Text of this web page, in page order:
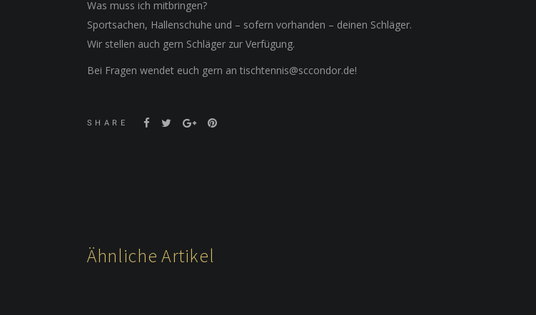
Was muss ich mitbringen?
Sportsachen, Hallenschuhe und – sofern vorhanden – deinen Schläger.
Wir stellen auch gern Schläger zur Verfügung.
Bei Fragen wendet euch gern an tischtennis@sccondor.de!
SHARE
Ähnliche Artikel